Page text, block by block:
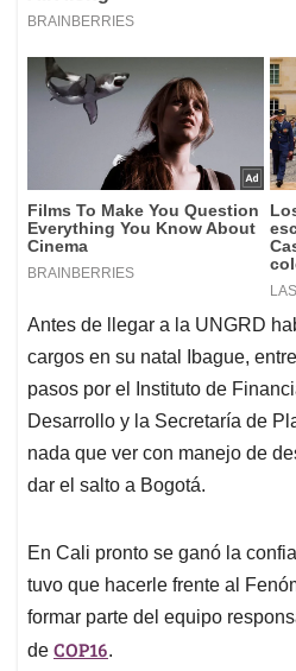
Antes de llegar a la UNGRD
cargos en su natal Ibague,
pasos por el Instituto de
Desarrollo y la Secretaría de
nada que ver con manejo de
dar el salto a Bogotá.
En Cali pronto se ganó la
tuvo que hacerle frente al
formar parte del equipo
de COP16.